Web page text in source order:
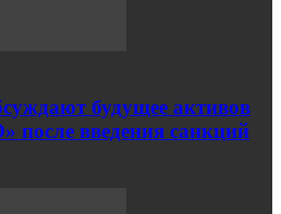
будущее активов
после введения санкций